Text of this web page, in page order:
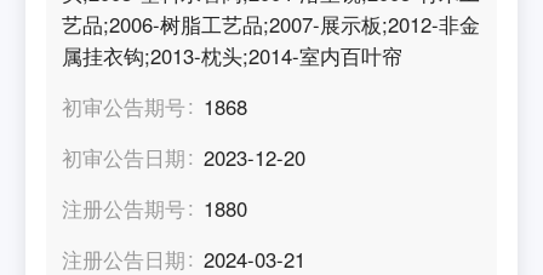
艺品;2006-树脂工艺品;2007-展示板;2012-非金
属挂衣钩;2013-枕头;2014-室内百叶帘
初审公告期号
1868
初审公告日期
2023-12-20
注册公告期号
1880
注册公告日期
2024-03-21